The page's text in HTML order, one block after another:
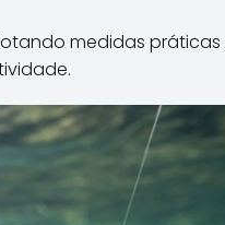
medidas práticas